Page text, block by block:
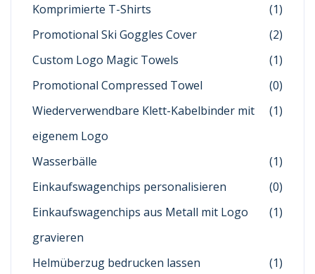
Komprimierte T-Shirts
(1)
Promotional Ski Goggles Cover
(2)
Custom Logo Magic Towels
(1)
Promotional Compressed Towel
(0)
Wiederverwendbare Klett-Kabelbinder mit
eigenem Logo
(1)
Wasserbälle
(1)
Einkaufswagenchips personalisieren
(0)
Einkaufswagenchips aus Metall mit Logo
gravieren
(1)
Helmüberzug bedrucken lassen
(1)